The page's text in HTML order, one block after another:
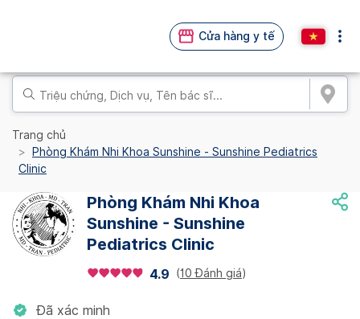
Cửa hàng y tế
Trang chủ
Phòng Khám Nhi Khoa Sunshine - Sunshine Pediatrics
Clinic
Phòng Khám Nhi Khoa
Sunshine - Sunshine
Pediatrics Clinic
4.9 (10 Đánh giá)
Đã xác minh